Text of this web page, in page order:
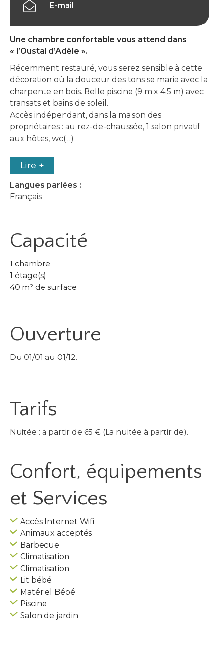
Une chambre confortable vous attend dans
« l’Oustal d’Adèle ».
Récemment restauré, vous serez sensible à cette
décoration où la douceur des tons se marie avec la
charpente en bois. Belle piscine (9 m x 4.5 m) avec
transats et bains de soleil.
Accès indépendant, dans la maison des
propriétaires : au rez-de-chaussée, 1 salon privatif
aux hôtes, wc(…)
Lire +
Langues parlées :
Français
Capacité
1 chambre
1 étage(s)
40 m² de surface
Ouverture
Du 01/01 au 01/12.
Tarifs
Nuitée : à partir de 65 € (La nuitée à partir de).
Confort, équipements
et Services
Accès Internet Wifi
Animaux acceptés
Barbecue
Climatisation
Climatisation
Lit bébé
Matériel Bébé
Piscine
Salon de jardin
E-mail